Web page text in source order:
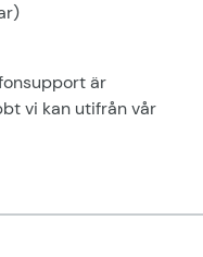
är
vi kan utifrån vår